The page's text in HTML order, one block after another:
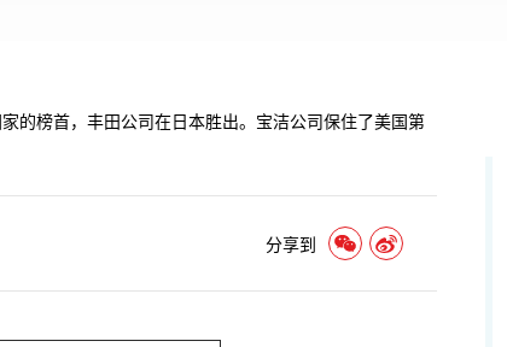
的榜首，丰田公司在日本胜出。宝洁公司保住了美国第
分享到